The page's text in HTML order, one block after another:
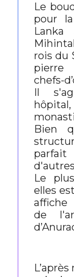
Le
pour
rois du
pierre
chefs-
Il
Bien
parfait
Le
elles
affiche
de